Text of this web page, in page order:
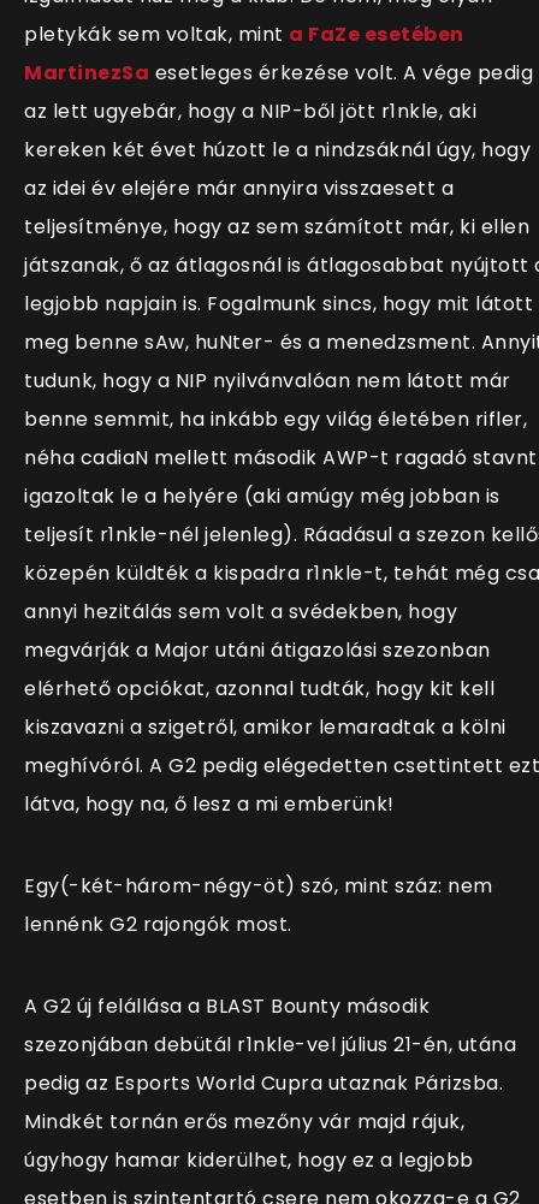
pletykák sem voltak, mint a FaZe esetében
MartinezSa esetleges érkezése volt. A vége pedig
az lett ugyebár, hogy a NIP-ből jött r1nkle, aki
kereken két évet húzott le a nindzsáknál úgy, hogy
az idei év elejére már annyira visszaesett a
teljesítménye, hogy az sem számított már, ki ellen
játszanak, ő az átlagosnál is átlagosabbat nyújtott
legjobb napjain is. Fogalmunk sincs, hogy mit látott
meg benne sAw, huNter- és a menedzsment.
tudunk, hogy a NIP nyilvánvalóan nem látott már
benne semmit, ha inkább egy világ életében rifler,
néha cadiaN mellett második AWP-t ragadó stavnt
igazoltak le a helyére (aki amúgy még jobban is
teljesít r1nkle-nél jelenleg). Ráadásul a szezon
közepén küldték a kispadra r1nkle-t, tehát még
annyi hezitálás sem volt a svédekben, hogy
megvárják a Major utáni átigazolási szezonban
elérhető opciókat, azonnal tudták, hogy kit kell
kiszavazni a szigetről, amikor lemaradtak a kölni
meghívóról. A G2 pedig elégedetten csettintett ezt
látva, hogy na, ő lesz a mi emberünk!
Egy(-két-három-négy-öt) szó, mint száz: nem
lennénk G2 rajongók most.
A G2 új felállása a BLAST Bounty második
szezonjában debütál r1nkle-vel július 21-én, utána
pedig az Esports World Cupra utaznak Párizsba.
Mindkét tornán erős mezőny vár majd rájuk,
úgyhogy hamar kiderülhet, hogy ez a legjobb